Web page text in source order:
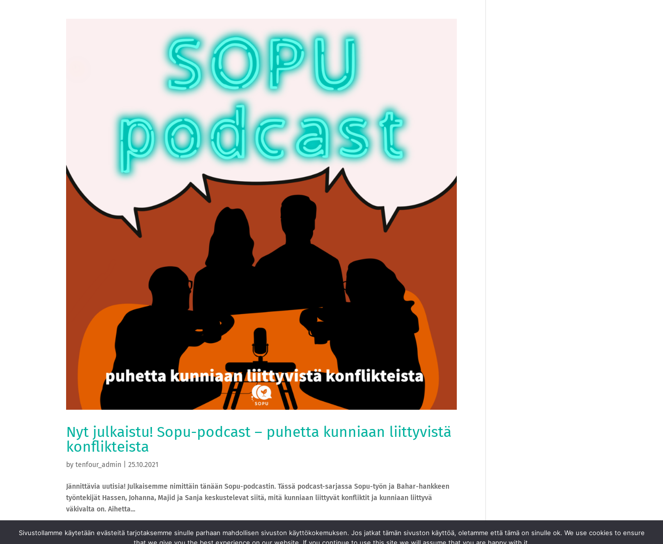
Nyt julkaistu! Sopu-podcast – puhetta kunniaan liittyvistä
konflikteista
bytenfour_admin |25.10.2021
Jännittävia uutisia! Julkaisemme nimittäin tänään Sopu-podcastin. Tässä podcast-sarjassa Sopu-työn ja Bahar-hankkeen
työntekijät Hassen, Johanna, Majid ja Sanja keskustelevat siitä, mitä kunniaan liittyvät konfliktit ja kunniaan liittyvä
väkivalta on. Aihetta...
Sivustollamme käytetään evästeitä tarjotaksemme sinulle parhaan mahdollisen sivuston käyttökokemuksen. Jos jatkat tämän sivuston käyttöä, oletamme että tämä on sinulle ok. We use cookies to ensure